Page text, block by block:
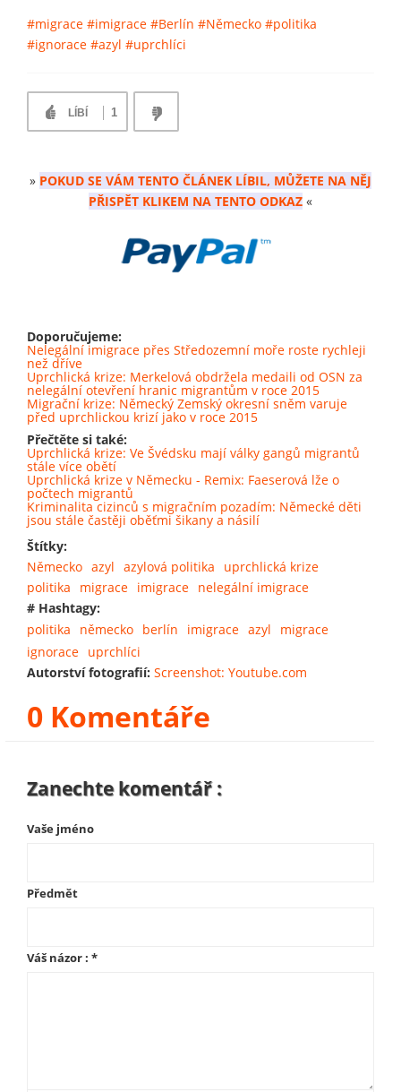
#migrace #imigrace #Berlín #Německo #politika
#ignorace #azyl #uprchlíci
LÍBÍ 1
» POKUD SE VÁM TENTO ČLÁNEK LÍBIL, MŮŽETE NA NĚJ
PŘISPĚT KLIKEM NA TENTO ODKAZ «
Doporučujeme:
Nelegální imigrace přes Středozemní moře roste rychleji
než dříve
Uprchlická krize: Merkelová obdržela medaili od OSN za
nelegální otevření hranic migrantům v roce 2015
Migrační krize: Německý Zemský okresní sněm varuje
před uprchlickou krizí jako v roce 2015
Přečtěte si také:
Uprchlická krize: Ve Švédsku mají války gangů migrantů
stále více obětí
Uprchlická krize v Německu - Remix: Faeserová lže o
počtech migrantů
Kriminalita cizinců s migračním pozadím: Německé děti
jsou stále častěji oběťmi šikany a násilí
Štítky:
Německo azyl azylová politika
uprchlická krize
politika
migrace imigrace nelegální imigrace
# Hashtagy:
politika
německo berlín imigrace azyl
migrace
ignorace uprchlíci
Autorství fotografií: Screenshot: Youtube.com
0 Komentáře
Zanechte komentář :
Vaše jméno
Předmět
Váš názor : *